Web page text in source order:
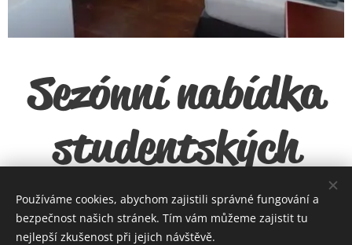
Sezónní nabídka
studentských
pronájmů!!!
Používáme cookies, abychom zajistili správné fungování a
bezpečnost našich stránek. Tím vám můžeme zajistit tu
nejlepší zkušenost při jejich návštěvě.